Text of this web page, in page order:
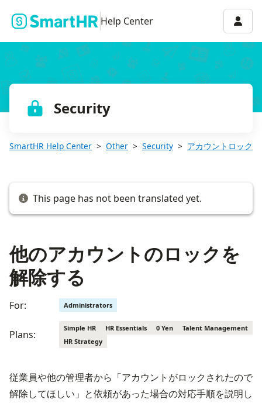
Help Center
Security
SmartHR Help Center Other Security アカウントロック
This page has not been translated yet.
他のアカウントのロックを
解除する
For: Administrators
Plans:
Simple HR HR Essentials 0 Yen
Talent Management
HR Strategy
従業員や他の管理者から「アカウントがロックされたので
解除してほしい」と依頼があった場合の対応手順を説明し